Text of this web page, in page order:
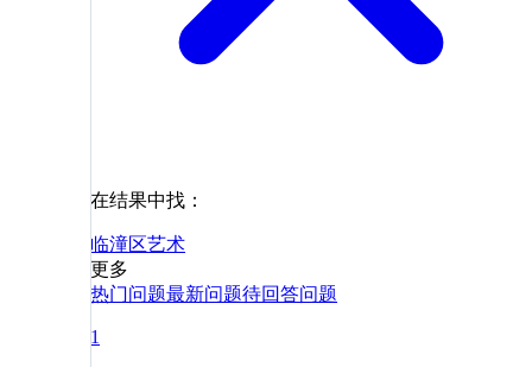
在结果中找：
临潼区艺术
更多
热门问题最新问题待回答问题
1